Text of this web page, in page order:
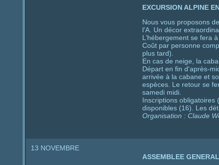
EXCURSION ALPINE
Nous vous proposons
l'A. Un décor
L’hébergement se fera
Coût par personne
plus tard).
En cas de neige, la
Départ en fin d'après-
arrivée à la cabane et
espèces. Le retour se
samedi midi.
Inscriptions obligatoires
disponibles (16). Les
Organisation : Claude
13 NOVEMBRE
ASSEMBLEE